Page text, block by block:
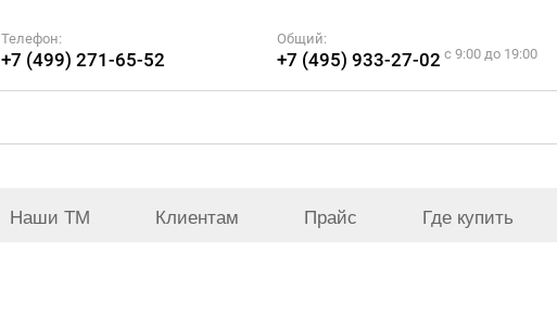
Телефон:
+7 (499) 271-65-52
Общий:
+7 (495) 933-27-02 c 9:00 до 19:00
Наши ТМ Клиентам Прайс Где купить